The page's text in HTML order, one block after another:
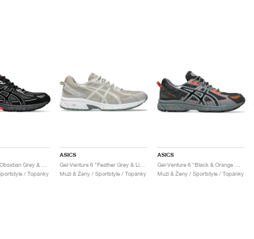
/ Topánky
ASICS
Gel-Venture 6 "Feather Grey & Light Dust"
Muži & Ženy / Sportstyle / Topánky
ASICS
Muži & Ženy / Sportstyle / Topánky